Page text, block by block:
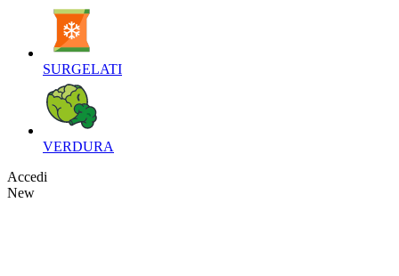
SURGELATI‎
VERDURA‎
Accedi
New